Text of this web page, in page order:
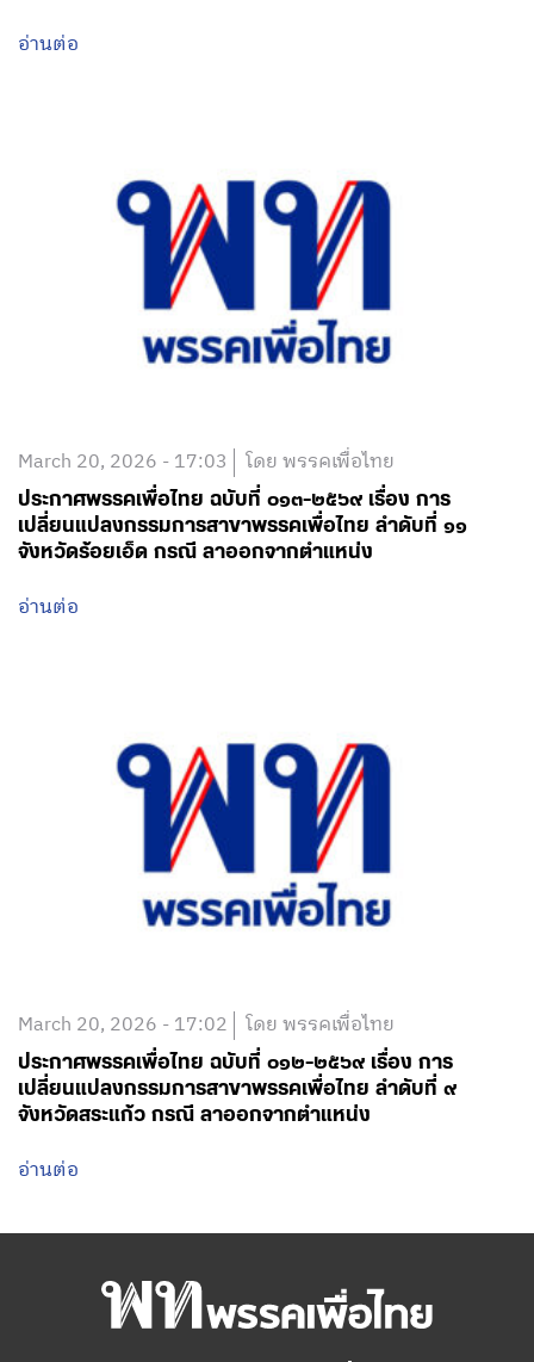
อ่านต่อ
March 20, 2026 - 17:03 โดย พรรคเพื่อไทย
ประกาศพรรคเพื่อไทย ฉบับที่ ๐๑๓-๒๕๖๙ เรื่อง การ
เปลี่ยนแปลงกรรมการสาขาพรรคเพื่อไทย ลำดับที่ ๑๑
จังหวัดร้อยเอ็ด กรณี ลาออกจากตำแหน่ง
อ่านต่อ
March 20, 2026 - 17:02 โดย พรรคเพื่อไทย
ประกาศพรรคเพื่อไทย ฉบับที่ ๐๑๒-๒๕๖๙ เรื่อง การ
เปลี่ยนแปลงกรรมการสาขาพรรคเพื่อไทย ลำดับที่ ๙
จังหวัดสระแก้ว กรณี ลาออกจากตำแหน่ง
อ่านต่อ